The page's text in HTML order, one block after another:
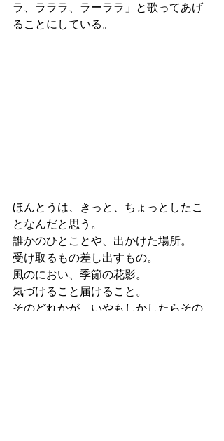
ラ、ラララ、ラーララ」と歌ってあげ
ることにしている。
ほんとうは、きっと、ちょっとしたこ
となんだと思う。
誰かのひとことや、出かけた場所。
受け取るもの差し出すもの。
風のにおい、季節の花影。
気づけること届けること。
そのどれかが、いやもしかしたらその